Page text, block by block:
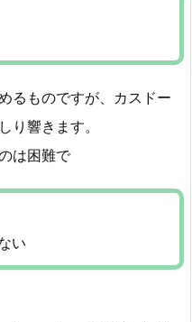
るものですが、カスドー
り響きます。
は困難で
い